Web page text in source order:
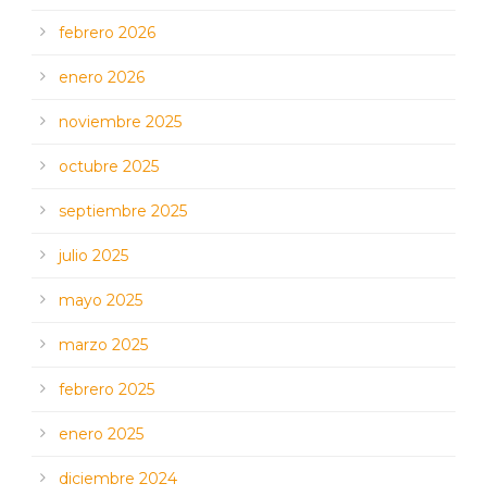
febrero 2026
enero 2026
noviembre 2025
octubre 2025
septiembre 2025
julio 2025
mayo 2025
marzo 2025
febrero 2025
enero 2025
diciembre 2024